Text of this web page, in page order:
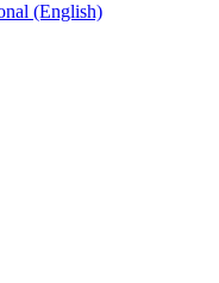
(English)